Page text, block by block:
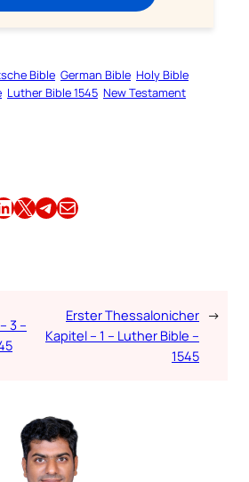
Bible German Bible Holy Bible
Luther Bible 1545 New Testament
Share this article on X Share this article on TelegramEmail this Article
3 –
Erster Thessalonicher
Kapitel – 1 – Luther Bible –
1545
→